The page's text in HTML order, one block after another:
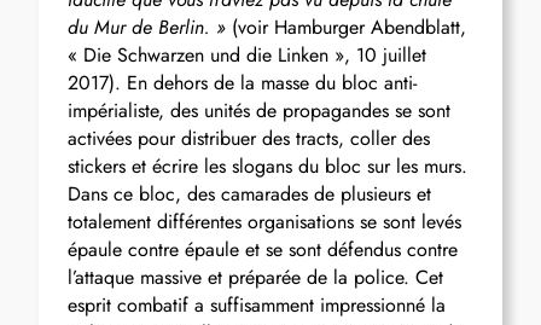
du Mur de Berlin. » (voir Hamburger Abendblatt,
« Die Schwarzen und die Linken », 10 juillet
2017). En dehors de la masse du bloc anti-
impérialiste, des unités de propagandes se sont
activées pour distribuer des tracts, coller des
stickers et écrire les slogans du bloc sur les murs.
Dans ce bloc, des camarades de plusieurs et
totalement différentes organisations se sont levés
épaule contre épaule et se sont défendus contre
l’attaque massive et préparée de la police. Cet
esprit combatif a suffisamment impressionné la